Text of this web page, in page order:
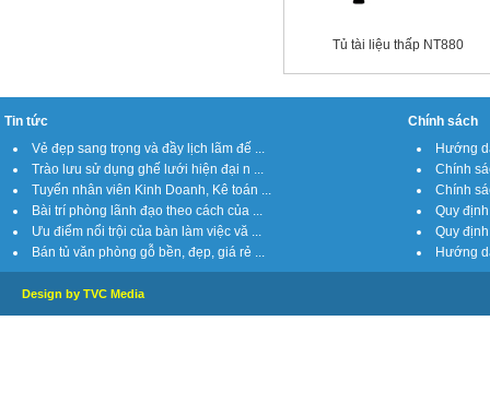
Tủ tài liệu thấp NT880
Tin tức
Vẻ đẹp sang trọng và đầy lịch lãm đế ...
Trào lưu sử dụng ghế lưới hiện đại n ...
Tuyển nhân viên Kinh Doanh, Kê toán ...
Bài trí phòng lãnh đạo theo cách của ...
Ưu điểm nổi trội của bàn làm việc vă ...
Bán tủ văn phòng gỗ bền, đẹp, giá rẻ ...
Chính sách
Hướng
Chính
Chính
Quy
Quy
Hướng
Design by TVC Media